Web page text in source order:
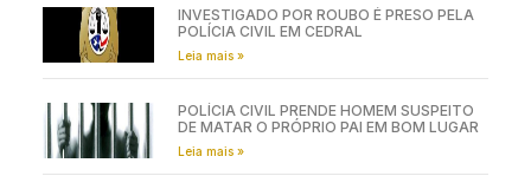
INVESTIGADO POR ROUBO É PRESO PELA
POLÍCIA CIVIL EM CEDRAL
Leia mais »
POLÍCIA CIVIL PRENDE HOMEM SUSPEITO
DE MATAR O PRÓPRIO PAI EM BOM LUGAR
Leia mais »